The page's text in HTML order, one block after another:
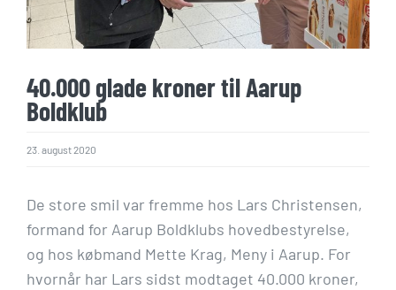
40.000 glade kroner til Aarup
Boldklub
23. august 2020
De store smil var fremme hos Lars Christensen,
formand for Aarup Boldklubs hovedbestyrelse,
og hos købmand Mette Krag, Meny i Aarup. For
hvornår har Lars sidst modtaget 40.000 kroner,